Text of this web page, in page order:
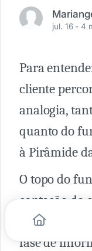
jul. 16 -4
Para
cliente
analogia,
quanto do
à Pirâmide
O topo do
captação do
marketing,
fase de